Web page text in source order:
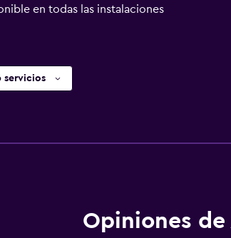
en todas las instalaciones
servicios
Opiniones